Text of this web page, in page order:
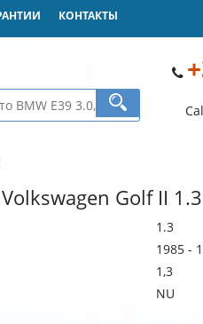
КОНТАКТЫ
Golf II 1.3
1.3
1985 -
1,3
NU